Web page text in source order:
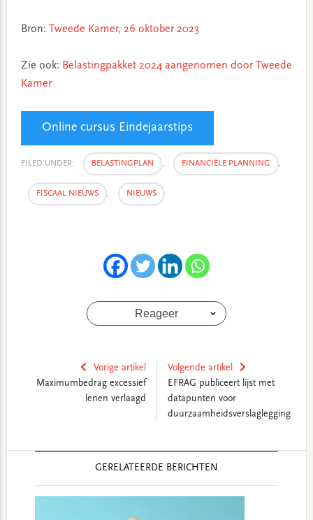
Bron: Tweede Kamer, 26 oktober 2023
Zie ook: Belastingpakket 2024 aangenomen door Tweede
Kamer
Online cursus Eindejaarstips
FILED UNDER: BELASTINGPLAN , FINANCIËLE PLANNING ,
FISCAAL NIEUWS , NIEUWS
Reageer
Vorige artikel
Maximumbedrag excessief
lenen verlaagd
Volgende artikel
EFRAG publiceert lijst met
datapunten voor
duurzaamheidsverslaglegging
GERELATEERDE BERICHTEN